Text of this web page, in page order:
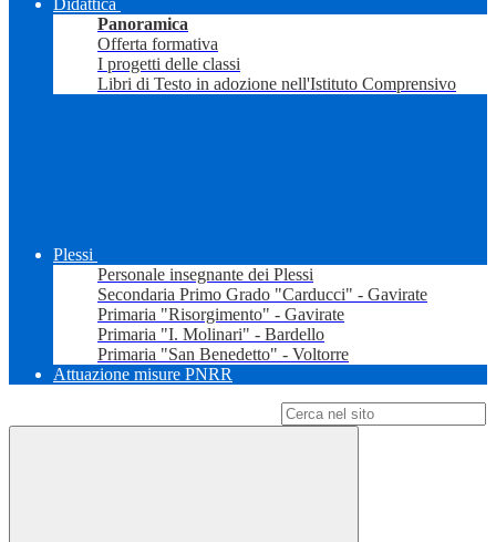
Didattica
Panoramica
Offerta formativa
I progetti delle classi
Libri di Testo in adozione nell'Istituto Comprensivo
Plessi
Personale insegnante dei Plessi
Secondaria Primo Grado "Carducci" - Gavirate
Primaria "Risorgimento" - Gavirate
Primaria "I. Molinari" - Bardello
Primaria "San Benedetto" - Voltorre
Attuazione misure PNRR